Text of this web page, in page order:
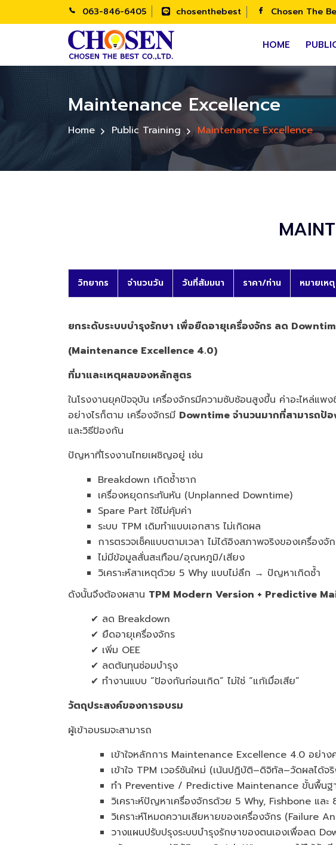
063-846-6405 chosenthebest Chosen The
HOME
Maintenance Excellence
Home Public Training Maintenance Excellence
วิทยากร จำนวนวัน วันที่สัมมนา ราคา/ท่าน หมายเหตุ
ยกระดับระบบบำรุงรักษา เพื่อยืดอายุเครื่องจักร ลด
(Maintenance Excellence 4.0)
ที่มาและเหตุผลของหลักสูตร
ในโรงงานยุคปัจจุบัน เครื่องจักรมีความซับซ้อนสูงขึ้น ค่าอะไหล่แ
อย่างไรก็ตาม เครื่องจักรมี Downtime จำนวนมากที่สามารถป้
และวิธีป้องกัน
ปัญหาที่โรงงานไทยเผชิญอยู่ เช่น
Breakdown เกิดซ้ำซาก
เครื่องหยุดกระทันหัน (Unplanned Downtime)
Spare Part ใช้ไม่คุ้มค่า
ระบบ TPM เดิมทำแบบเอกสาร ไม่เกิดผล
การตรวจเช็คแบบตามเวลา ไม่ได้อิงสภาพจริงของเครื่องจั
ไม่มีข้อมูลสั่นสะเทือน/อุณหภูมิ/เสียง
วิเคราะห์สาเหตุด้วย 5 Why แบบไม่ลึก → ปัญหาเกิดซ้ำ
ดังนั้นจึงต้องผสาน TPM Modern Version + Predictive
✔ ลด Breakdown
✔ ยืดอายุเครื่องจักร
✔ เพิ่ม OEE
✔ ลดต้นทุนซ่อมบำรุง
✔ ทำงานแบบ “ป้องกันก่อนเกิด” ไม่ใช่ “แก้เมื่อเสีย”
วัตถุประสงค์ของการอบรม
ผู้เข้าอบรมจะสามารถ
เข้าใจหลักการ Maintenance Excellence 4.0 อย่าง
เข้าใจ TPM เวอร์ชันใหม่ (เน้นปฏิบัติ–ดิจิทัล–วัดผลได้จ
ทำ Preventive / Predictive Maintenance ขั้นพื้นฐ
วิเคราะห์ปัญหาเครื่องจักรด้วย 5 Why, Fishbone และ
วิเคราะห์โหมดความเสียหายของเครื่องจักร (Failure
วางแผนปรับปรุงระบบบำรุงรักษาของตนเองเพื่อลด